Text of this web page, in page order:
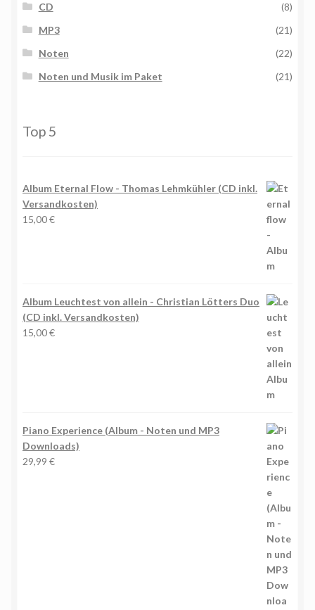
CD
(8)
MP3
(21)
Noten
(22)
Noten und Musik im Paket
(21)
Top 5
Album Eternal Flow - Thomas Lehmkühler (CD inkl.
Versandkosten)
15,00€
Album Leuchtest von allein - Christian Lötters Duo
(CD inkl. Versandkosten)
15,00€
Piano Experience (Album - Noten und MP3
Downloads)
29,99 €